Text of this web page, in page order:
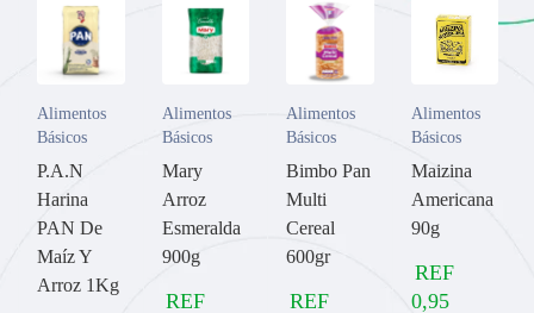
Alimentos
Básicos
P.A.N
Harina
PAN De
Maíz Y
Arroz 1Kg
Alimentos
Básicos
Mary
Arroz
Esmeralda
900g
REF
Alimentos
Básicos
Bimbo Pan
Multi
Cereal
600gr
REF
Alimentos
Básicos
Maizina
Americana
90g
REF
0,95